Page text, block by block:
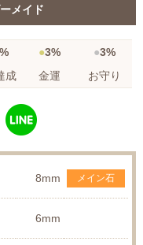
メイド
3%
3%
成 金運 お守り
8mm メイン石
6mm